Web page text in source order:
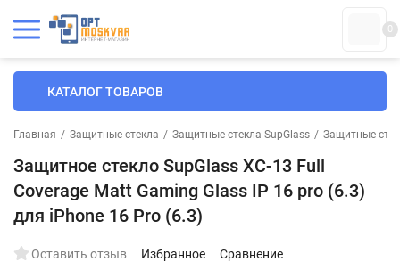
0
КАТАЛОГ ТОВАРОВ
Главная / Защитные стекла / Защитные стекла SupGlass / Защитные
Защитное стекло SupGlass XC-13 Full
Coverage Matt Gaming Glass IP 16 pro (6.3)
для iPhone 16 Pro (6.3)
Оставить отзыв Избранное Сравнение